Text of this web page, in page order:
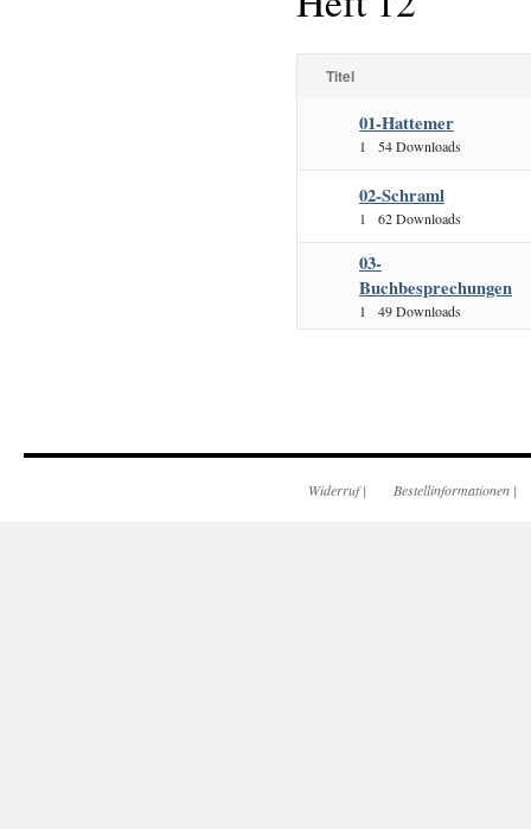
Titel
01-Hattemer
1 54 Downloads
02-Schraml
1 62 Downloads
03-
Buchbesprechungen
1 49 Downloads
Widerruf| Bestellinformationen |